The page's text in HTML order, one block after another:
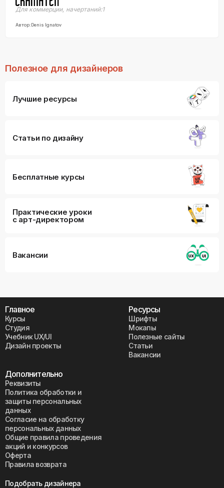
Для коммерции, начертаний:1
Автор:Denis Ignatov
Полезное для дизайнеров
Лучшие ресурсы
Статьи по дизайну
Бесплатные курсы
Практические уроки
с арт-директором
Вакансии
Главное
Курсы
Студия
Учебник UX/UI
Дизайн проекты
Ресурсы
Шрифты
Мокапы
Полезные сайты
Статьи
Вакансии
Дополнительно
Реквизиты
Политика обработки и
защиты персональных
данных
Согласие на обработку
персональных данных
Общие правила проведения
акций и конкурсов
Оферта
Правила возврата
Подобрать дизайнера